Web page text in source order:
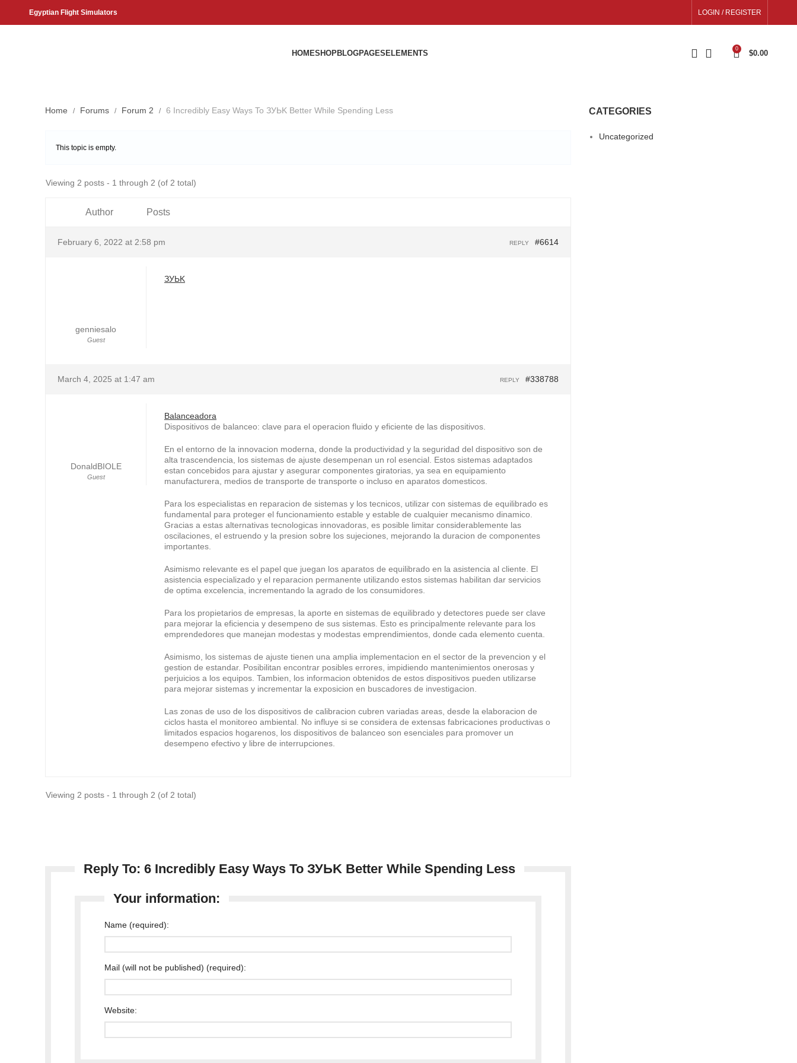
Egyptian Flight Simulators LOGIN / REGISTER
HOMESHOPBLOGPAGES ELEMENTS
0
$0.00
Home Forums Forum 2 6 Incredibly Easy Ways To ЗУЬK Better While Spending Less
This topic is empty.
Viewing 2 posts - 1 through 2 (of 2 total)
Author Posts
February 6, 2022 at 2:58 pm #6614
REPLY
genniesalo
Guest
ЗУЬK
March 4, 2025 at 1:47 am #338788
REPLY
DonaldBIOLE
Guest
Balanceadora
Dispositivos de balanceo: clave para el operacion fluido y eficiente de las dispositivos.
En el entorno de la innovacion moderna, donde la productividad y la seguridad del dispositivo son de
alta trascendencia, los sistemas de ajuste desempenan un rol esencial. Estos sistemas adaptados
estan concebidos para ajustar y asegurar componentes giratorias, ya sea en equipamiento
manufacturera, medios de transporte de transporte o incluso en aparatos domesticos.
Para los especialistas en reparacion de sistemas y los tecnicos, utilizar con sistemas de equilibrado es
fundamental para proteger el funcionamiento estable y estable de cualquier mecanismo dinamico.
Gracias a estas alternativas tecnologicas innovadoras, es posible limitar considerablemente las
oscilaciones, el estruendo y la presion sobre los sujeciones, mejorando la duracion de componentes
importantes.
Asimismo relevante es el papel que juegan los aparatos de equilibrado en la asistencia al cliente. El
asistencia especializado y el reparacion permanente utilizando estos sistemas habilitan dar servicios
de optima excelencia, incrementando la agrado de los consumidores.
Para los propietarios de empresas, la aporte en sistemas de equilibrado y detectores puede ser clave
para mejorar la eficiencia y desempeno de sus sistemas. Esto es principalmente relevante para los
emprendedores que manejan modestas y modestas emprendimientos, donde cada elemento cuenta.
Asimismo, los sistemas de ajuste tienen una amplia implementacion en el sector de la prevencion y el
gestion de estandar. Posibilitan encontrar posibles errores, impidiendo mantenimientos onerosas y
perjuicios a los equipos. Tambien, los informacion obtenidos de estos dispositivos pueden utilizarse
para mejorar sistemas y incrementar la exposicion en buscadores de investigacion.
Las zonas de uso de los dispositivos de calibracion cubren variadas areas, desde la elaboracion de
ciclos hasta el monitoreo ambiental. No influye si se considera de extensas fabricaciones productivas o
limitados espacios hogarenos, los dispositivos de balanceo son esenciales para promover un
desempeno efectivo y libre de interrupciones.
Viewing 2 posts - 1 through 2 (of 2 total)
Reply To: 6 Incredibly Easy Ways To ЗУЬK Better While Spending Less
Your information:
Name (required):
Mail (will not be published) (required):
Website:
CATEGORIES
Uncategorized